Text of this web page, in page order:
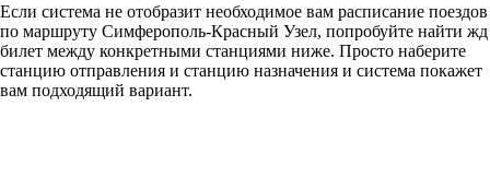
Если система не отобразит необходимое вам расписание поездов
по маршруту Симферополь-Красный Узел, попробуйте найти жд
билет между конкретными станциями ниже. Просто наберите
станцию отправления и станцию назначения и система покажет
вам подходящий вариант.